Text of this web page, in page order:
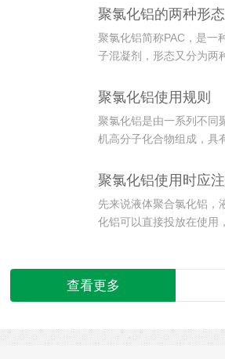
聚氯化铝简称PAC，是一
子混凝剂，形态又分为两
聚氯化铝使用规则
聚氯化铝是由一系列不同
机高分子化合物组成，具
先来说液体聚合氯化铝，
化铝可以直接投放在使用
查看更多